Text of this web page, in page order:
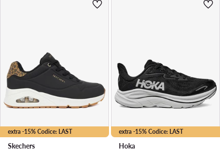
extra -15% Codice: LAST
Skechers
extra -15% Codice: LAST
Hoka